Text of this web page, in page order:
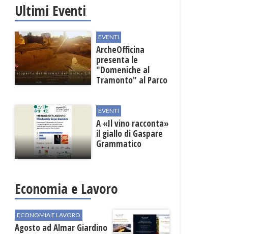
Ultimi Eventi
EVENTI
ArcheOfficina
presenta le
"Domeniche al
Tramonto" al Parco
EVENTI
A «Il vino racconta»
il giallo di Gaspare
Grammatico
Economia e Lavoro
ECONOMIA E LAVORO
Agosto ad Almar Giardino